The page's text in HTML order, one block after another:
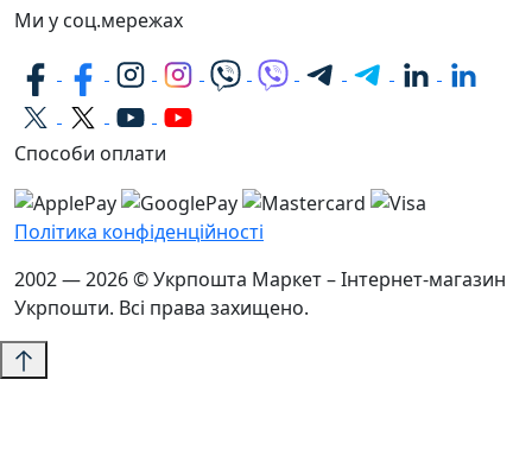
Ми у соц.мережах
Способи оплати
Політика конфіденційності
2002 — 2026 © Укрпошта Маркет – Інтернет-магазин
Укрпошти. Всі права захищено.